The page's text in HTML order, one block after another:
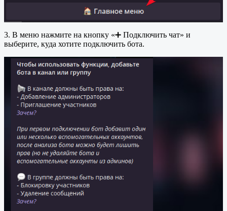
3. В меню нажмите на кнопку «➕ Подключить чат» и
выберите, куда хотите подключить бота.